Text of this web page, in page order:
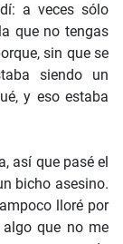
a veces sólo
que no tengas
sin que se
siendo un
y eso estaba
así que pasé el
bicho asesino.
lloré por
que no me